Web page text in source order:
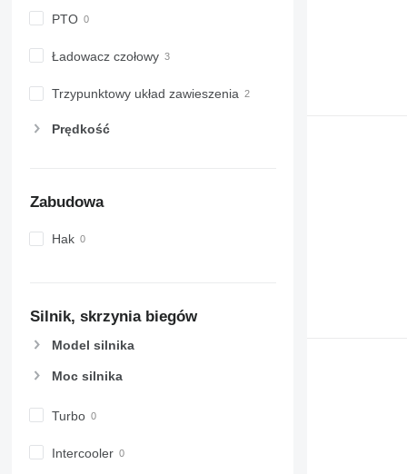
7720
7830
8200
8270 R
8335 R
8420
H-series
PTO
Ładowacz czołowy
Trzypunktowy układ zawieszenia
Prędkość
Zabudowa
Hak
Silnik, skrzynia biegów
Model silnika
Moc silnika
Turbo
Intercooler